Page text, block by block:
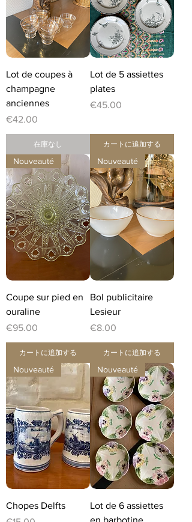
Lot de coupes à
champagne
anciennes
価格
€42.00
在庫なし
Lot de 5 assiettes
plates
価格
€45.00
カートに追加する
Nouveauté
Coupe sur pied en
ouraline
価格
€95.00
カートに追加する
Nouveauté
Bol publicitaire
Lesieur
価格
€8.00
カートに追加する
Nouveauté
Chopes Delfts
Nouveauté
Lot de 6 assiettes
en barbotine